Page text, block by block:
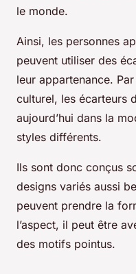
le monde.
Ainsi, les personnes
peuvent utiliser des
leur appartenance.
culturel, les écarteurs
aujourd’hui dans la
styles différents.
Ils sont donc conçus
designs variés aussi
peuvent prendre la
l’aspect, il peut être
des motifs pointus.